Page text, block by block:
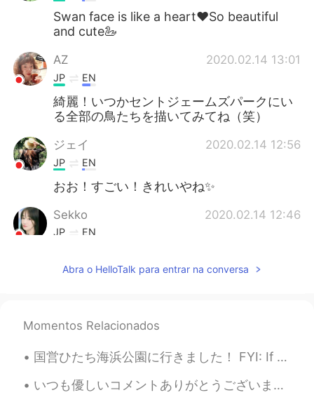
Swan face is like a heart❤️So beautiful
and cute🦢
AZ 2020.02.14 13:01
JP EN
綺麗！いつかセントジェームズパークにい
る全部の鳥たちを描いてみてね（笑）
ジェイ 2020.02.14 12:56
JP EN
おお！すごい！きれいやね✨
Sekko 2020.02.14 12:46
JP EN
for sharing it with us 🤗
JP EN
Abra o HelloTalk para entrar na conversa
Momentos Relacionados
国営ひたち海浜公園に行きました！ FYI: If you want to be friends and hang out in Tokyo message me! Only friends...
いつも優しいコメントありがとうございます。コロナはますます増えいますね。皆さんも気をつけてください。❤ 今日の大阪は大雨です。皆さんはお休みですか？私は丸一日仕事です。仕事の合間に日本語を勉強し...